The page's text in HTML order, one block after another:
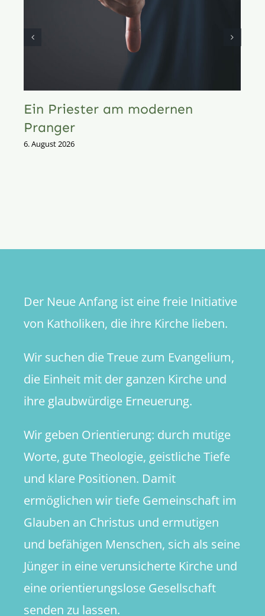
Ein Priester am modernen
Pranger
6. August 2026
Der Neue Anfang ist eine freie Initiative
von Katholiken, die ihre Kirche lieben.
Wir suchen die Treue zum Evangelium,
die Einheit mit der ganzen Kirche und
ihre glaubwürdige Erneuerung.
Wir geben Orientierung: durch mutige
Worte, gute Theologie, geistliche Tiefe
und klare Positionen. Damit
ermöglichen wir tiefe Gemeinschaft im
Glauben an Christus und ermutigen
und befähigen Menschen, sich als seine
Jünger in eine verunsicherte Kirche und
eine orientierungslose Gesellschaft
senden zu lassen.